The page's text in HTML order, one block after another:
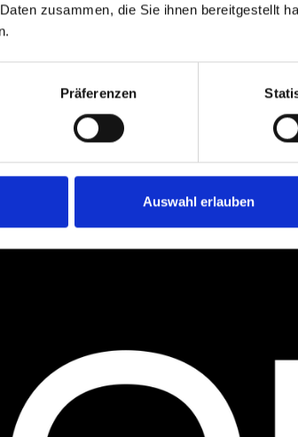
zusammen, die Sie ihnen bereitgestellt
Präferenzen
Auswahl erlauben
Profile: